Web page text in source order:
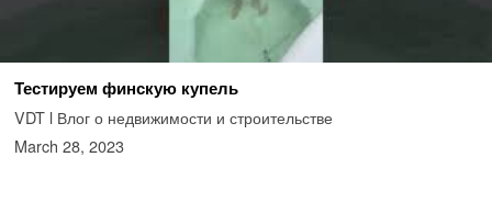
Тестируем финскую купель
VDT l Влог о недвижимости и строительстве
March 28, 2023